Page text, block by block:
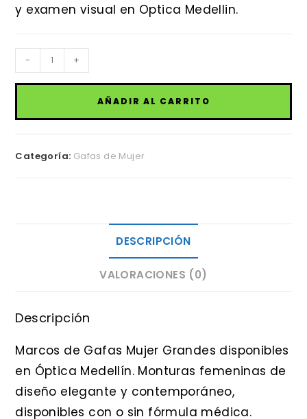
y examen visual en Optica Medellin.
Marcos
de
Gafas
Grandes
- +
AÑADIR AL CARRITO
Categoría: Gafas de Mujer
DESCRIPCIÓN
VALORACIONES (0)
Descripción
Marcos de Gafas Mujer Grandes disponibles
en Óptica Medellín. Monturas femeninas de
diseño elegante y contemporáneo,
disponibles con o sin fórmula médica.